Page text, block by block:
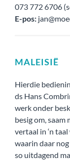
073 772 6706
E-pos:
MALEISIË
Hierdie
ds Hans
werk onder
besig om, saam
vertaal in ‘n
waarin daar
so uitdagend